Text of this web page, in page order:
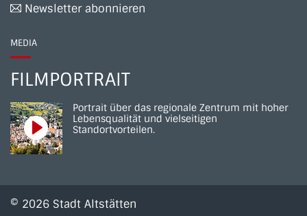
Newsletter abonnieren
MEDIA
FILMPORTRAIT
Portrait über das regionale Zentrum mit hoher
Lebensqualität und vielseitigen
Standortvorteilen.
© 2026 Stadt Altstätten